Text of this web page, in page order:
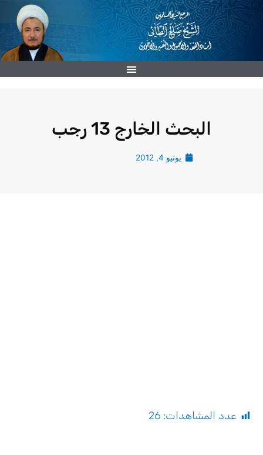
تخطي
البحث الخارج 13 رجب
يونيو 4, 2012
عدد المشاهدات: 26